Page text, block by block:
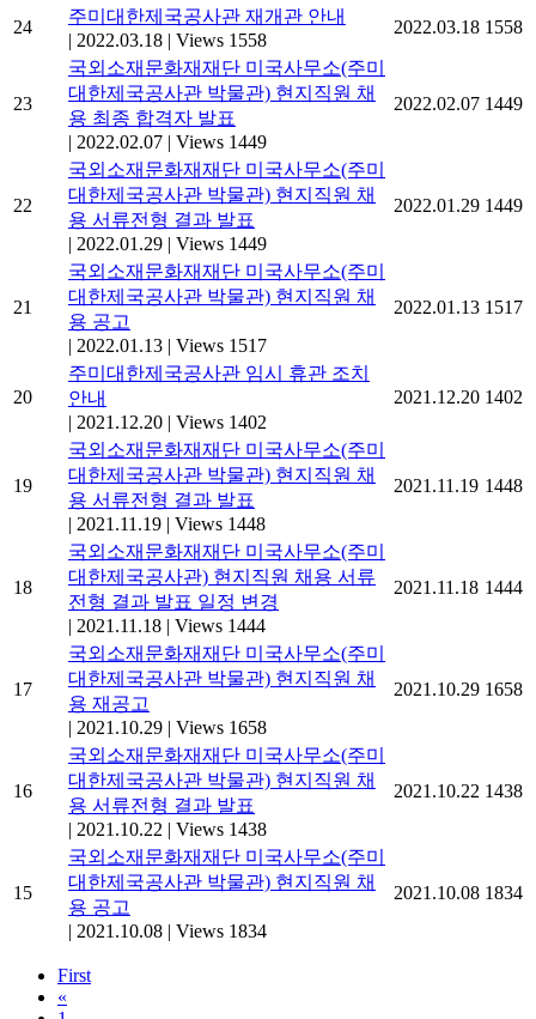
24
주미대한제국공사관 재개관 안내
| 2022.03.18 | Views 1558
2022.03.18 1558
23
국외소재문화재재단 미국사무소(주미
대한제국공사관 박물관) 현지직원 채
용 최종 합격자 발표
| 2022.02.07 | Views 1449
2022.02.07 1449
22
국외소재문화재재단 미국사무소(주미
대한제국공사관 박물관) 현지직원 채
용 서류전형 결과 발표
| 2022.01.29 | Views 1449
2022.01.29 1449
21
국외소재문화재재단 미국사무소(주미
대한제국공사관 박물관) 현지직원 채
용 공고
| 2022.01.13 | Views 1517
2022.01.13 1517
20
주미대한제국공사관 임시 휴관 조치
안내
| 2021.12.20 | Views 1402
2021.12.20 1402
19
국외소재문화재재단 미국사무소(주미
대한제국공사관 박물관) 현지직원 채
용 서류전형 결과 발표
| 2021.11.19 | Views 1448
2021.11.19 1448
18
국외소재문화재재단 미국사무소(주미
대한제국공사관) 현지직원 채용 서류
전형 결과 발표 일정 변경
| 2021.11.18 | Views 1444
2021.11.18 1444
17
국외소재문화재재단 미국사무소(주미
대한제국공사관 박물관) 현지직원 채
용 재공고
| 2021.10.29 | Views 1658
2021.10.29 1658
16
국외소재문화재재단 미국사무소(주미
대한제국공사관 박물관) 현지직원 채
용 서류전형 결과 발표
| 2021.10.22 | Views 1438
2021.10.22 1438
15
국외소재문화재재단 미국사무소(주미
대한제국공사관 박물관) 현지직원 채
용 공고
| 2021.10.08 | Views 1834
2021.10.08 1834
First
«